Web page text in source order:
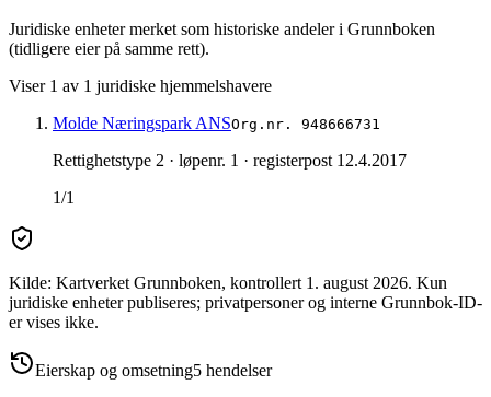
Juridiske enheter merket som historiske andeler i Grunnboken
(tidligere eier på samme rett).
Viser 1 av 1 juridiske hjemmelshavere
Molde Næringspark ANSOrg.nr. 948666731
Rettighetstype 2 · løpenr. 1 · registerpost 12.4.2017
1/1
Kilde: Kartverket Grunnboken, kontrollert 1. august 2026. Kun
juridiske enheter publiseres; privatpersoner og interne Grunnbok-ID-
er vises ikke.
Eierskap og omsetning5 hendelser